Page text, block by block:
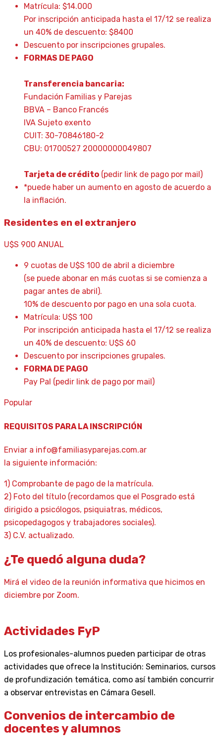
Matrícula: $14.000
Por inscripción anticipada hasta el 17/12 se realiza
un 40% de descuento: $8400
Descuento por inscripciones grupales.
FORMAS DE PAGO
Transferencia bancaria:
Fundación Familias y Parejas
BBVA – Banco Francés
IVA Sujeto exento
CUIT: 30-70846180-2
CBU: 01700527 20000000049807
Tarjeta de crédito (pedir link de pago por mail)
*puede haber un aumento en agosto de acuerdo a
la inflación.
Residentes en el extranjero
U$S 900 ANUAL
9 cuotas de U$S 100 de abril a diciembre
(se puede abonar en más cuotas si se comienza a
pagar antes de abril).
10% de descuento por pago en una sola cuota.
Matrícula: U$S 100
Por inscripción anticipada hasta el 17/12 se realiza
un 40% de descuento: U$S 60
Descuento por inscripciones grupales.
FORMA DE PAGO
Pay Pal (pedir link de pago por mail)
Popular
REQUISITOS PARA LA INSCRIPCIÓN
Enviar a info@familiasyparejas.com.ar
la siguiente información:
1) Comprobante de pago de la matrícula.
2) Foto del título (recordamos que el Posgrado está
dirigido a psicólogos, psiquiatras, médicos,
psicopedagogos y trabajadores sociales).
3) C.V. actualizado.
¿Te quedó alguna duda?
Mirá el video de la reunión informativa que hicimos en
diciembre por Zoom.
Actividades FyP
Los profesionales-alumnos pueden participar de otras
actividades que ofrece la Institución: Seminarios, cursos
de profundización temática, como así también concurrir
a observar entrevistas en Cámara Gesell.
Convenios de intercambio de
docentes y alumnos